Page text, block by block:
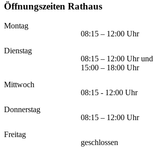
Öffnungszeiten Rathaus
Montag
08:15 – 12:00 Uhr
Dienstag
08:15 – 12:00 Uhr und
15:00 – 18:00 Uhr
Mittwoch
08:15 - 12:00 Uhr
Donnerstag
08:15 – 12:00 Uhr
Freitag
geschlossen